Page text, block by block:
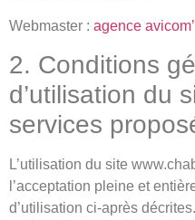
Webmaster : agence avicom’
2. Conditions
d’utilisation du
services
L’utilisation du site
l’acceptation pleine et
d’utilisation ci-après